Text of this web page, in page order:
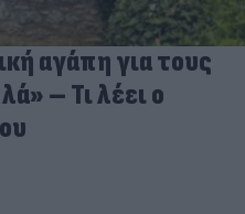
αγάπη για τους
– Τι λέει ο